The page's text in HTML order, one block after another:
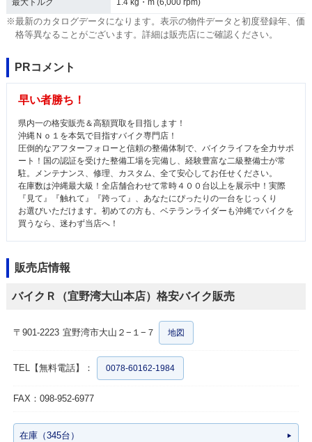
最大トルク 1.4 kg・m (6,000 rpm)
※最新のカタログデータになります。表示の物件データと初度登録年、価
格等異なることがございます。詳細は販売店にご確認ください。
PRコメント
早い者勝ち！
県内一の格安販売＆高額買取を目指します！
沖縄Ｎｏ１を本気で目指すバイク専門店！
圧倒的なアフターフォローと信頼の整備体制で、バイクライフを全力サポ
ート！国の認証を受けた整備工場を完備し、経験豊富な二級整備士が常
駐。メンテナンス、修理、カスタム、全て安心してお任せください。
在庫数は沖縄最大級！全店舗合わせて常時４００台以上を展示中！実際
『見て』『触れて』『跨って』、あなたにぴったりの一台をじっくり
お選びいただけます。初めての方も、ベテランライダーも沖縄でバイクを
買うなら、迷わず当店へ！
販売店情報
バイクＲ（宜野湾大山本店）格安バイク販売
〒901-2223 宜野湾市大山２−１−７ 地図
TEL【無料電話】： 0078-60162-1984
FAX：098-952-6977
在庫（345台）